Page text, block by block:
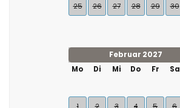
25 26 27 28 29 30
Februar 2027
Mo
Di Mi Do Fr Sa